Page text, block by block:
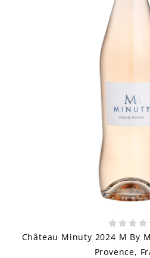
Château Minuty 2024 M By
Provence,